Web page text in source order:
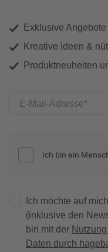
Exklusive
Kreative Ideen &
Produktneuheiten
E-Mail-Adresse
Ich möchte auf mich
(inklusive den
bin mit der
Daten durch